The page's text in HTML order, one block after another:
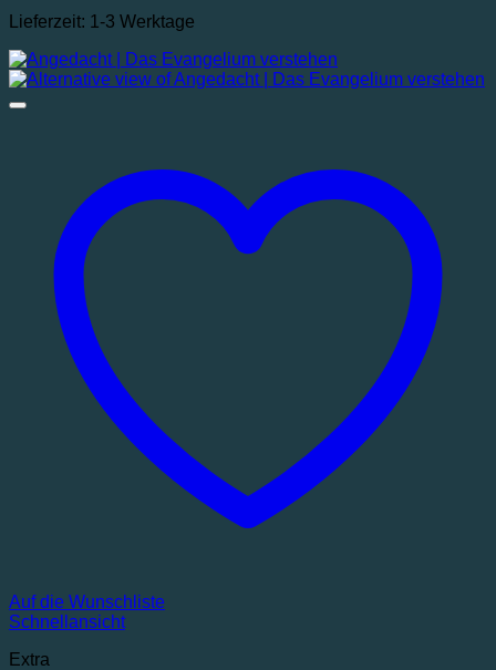
Lieferzeit: 1-3 Werktage
Auf die Wunschliste
Schnellansicht
Extra